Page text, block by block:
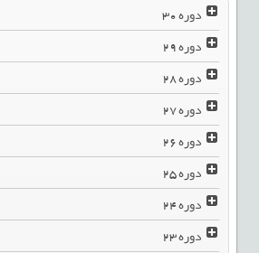
دوره30
دوره29
دوره28
دوره27
دوره26
دوره25
دوره24
دوره23